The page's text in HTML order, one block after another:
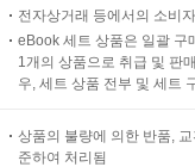
전자상거래 등에서의 소비
eBook 세트 상품은 일괄 구
1개의 상품으로 취급 및 판
우, 세트 상품 전부 및 세트
상품의 불량에 의한 반품,
준하여 처리됨